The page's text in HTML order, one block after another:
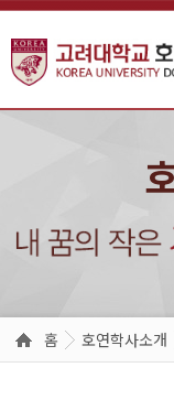
홈 호연학사소개